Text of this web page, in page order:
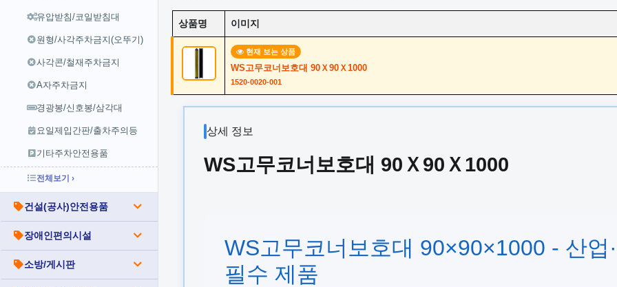
유압받침/코일받침대
원형/사각주차금지(오뚜기)
사각콘/철재주차금지
A자주차금지
경광봉/신호봉/삼각대
요일제입간판/출차주의등
기타주차안전용품
전체보기 ›
건설(공사)안전용품
장애인편의시설
소방/게시판
상품명 이미지
현재 보는 상품
WS고무코너보호대 90Ｘ90Ｘ1000
1520-0020-001
상세 정보
WS고무코너보호대 90Ｘ90Ｘ1000
WS고무코너보호대 90×90×1000 - 산업
필수 제품